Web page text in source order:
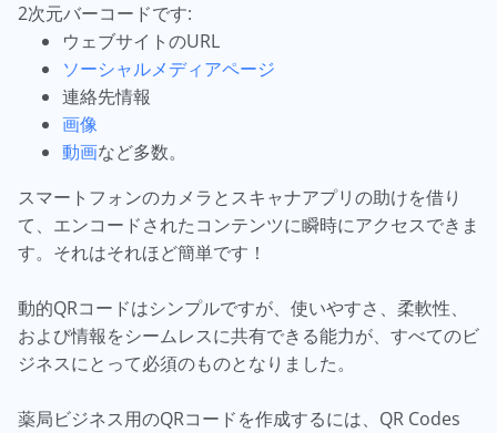
2次元バーコードです:
ウェブサイトのURL
ソーシャルメディアページ
連絡先情報
画像
動画など多数。
スマートフォンのカメラとスキャナアプリの助けを借り
て、エンコードされたコンテンツに瞬時にアクセスできま
す。それはそれほど簡単です！
動的QRコードはシンプルですが、使いやすさ、柔軟性、
および情報をシームレスに共有できる能力が、すべてのビ
ジネスにとって必須のものとなりました。
薬局ビジネス用のQRコードを作成するには、QR Codes